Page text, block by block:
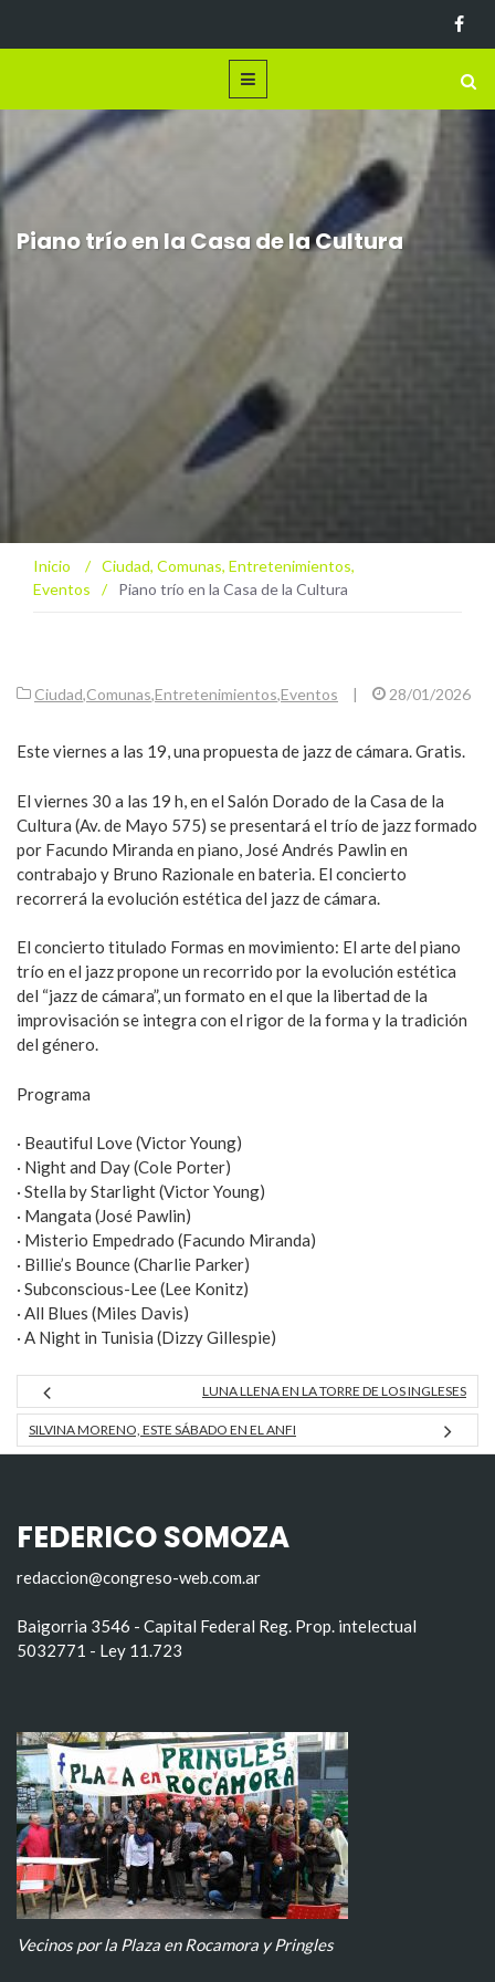
Piano trío en la Casa de la Cultura
Inicio / Ciudad, Comunas, Entretenimientos,
Eventos
/ Piano trío en la Casa de la Cultura
Ciudad,Comunas,Entretenimientos,Eventos | 28/01/2026
Este viernes a las 19, una propuesta de jazz de cámara. Gratis.
El viernes 30 a las 19 h, en el Salón Dorado de la Casa de la
Cultura (Av. de Mayo 575) se presentará el trío de jazz formado
por Facundo Miranda en piano, José Andrés Pawlin en
contrabajo y Bruno Razionale en bateria. El concierto
recorrerá la evolución estética del jazz de cámara.
El concierto titulado Formas en movimiento: El arte del piano
trío en el jazz propone un recorrido por la evolución estética
del “jazz de cámara”, un formato en el que la libertad de la
improvisación se integra con el rigor de la forma y la tradición
del género.
Programa
· Beautiful Love (Victor Young)
· Night and Day (Cole Porter)
· Stella by Starlight (Victor Young)
· Mangata (José Pawlin)
· Misterio Empedrado (Facundo Miranda)
· Billie’s Bounce (Charlie Parker)
· Subconscious-Lee (Lee Konitz)
· All Blues (Miles Davis)
· A Night in Tunisia (Dizzy Gillespie)
LUNA LLENA EN LA TORRE DE LOS INGLESES
SILVINA MORENO, ESTE SÁBADO EN EL ANFI
FEDERICO SOMOZA
redaccion@congreso-web.com.ar
Baigorria 3546 - Capital Federal Reg. Prop. intelectual
5032771 - Ley 11.723
Vecinos por la Plaza en Rocamora y Pringles